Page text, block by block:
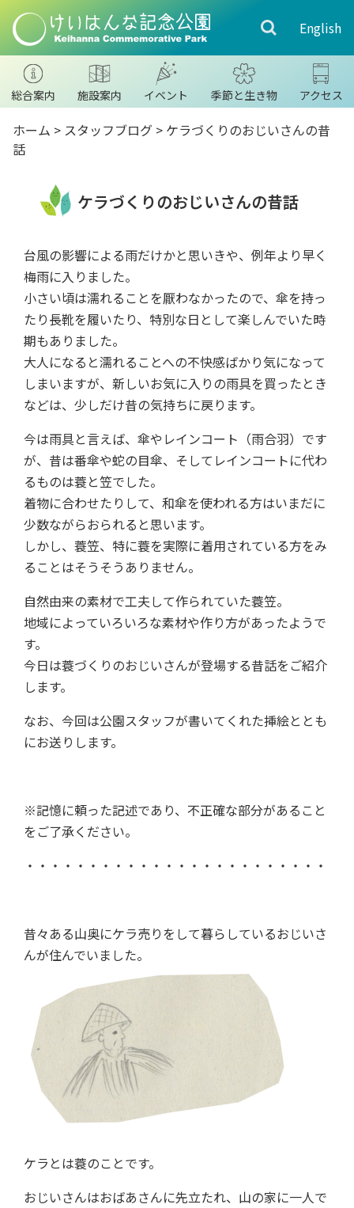
English
総合案内 施設案内 イベント 季節と生き物 アクセス
ホーム > スタッフブログ > ケラづくりのおじいさんの昔
話
ケラづくりのおじいさんの昔話
台風の影響による雨だけかと思いきや、例年より早く
梅雨に入りました。
小さい頃は濡れることを厭わなかったので、傘を持っ
たり長靴を履いたり、特別な日として楽しんでいた時
期もありました。
大人になると濡れることへの不快感ばかり気になって
しまいますが、新しいお気に入りの雨具を買ったとき
などは、少しだけ昔の気持ちに戻ります。
今は雨具と言えば、傘やレインコート（雨合羽）です
が、昔は番傘や蛇の目傘、そしてレインコートに代わ
るものは蓑と笠でした。
着物に合わせたりして、和傘を使われる方はいまだに
少数ながらおられると思います。
しかし、蓑笠、特に蓑を実際に着用されている方をみ
ることはそうそうありません。
自然由来の素材で工夫して作られていた蓑笠。
地域によっていろいろな素材や作り方があったようで
す。
今日は蓑づくりのおじいさんが登場する昔話をご紹介
します。
なお、今回は公園スタッフが書いてくれた挿絵ととも
にお送りします。
※記憶に頼った記述であり、不正確な部分があること
をご了承ください。
・・・・・・・・・・・・・・・・・・・・・・・・
昔々ある山奥にケラ売りをして暮らしているおじいさ
んが住んでいました。
ケラとは蓑のことです。
おじいさんはおばあさんに先立たれ、山の家に一人で